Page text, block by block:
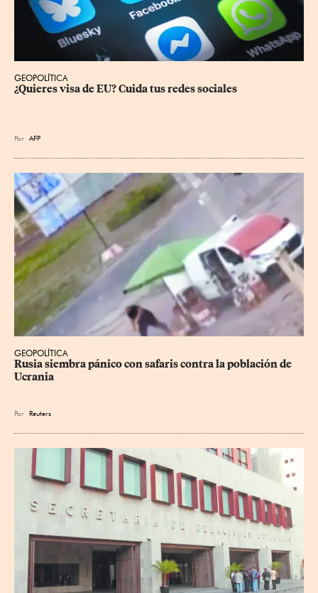
GEOPOLÍTICA
¿Quieres visa de EU? Cuida tus redes sociales
Por AFP
GEOPOLÍTICA
Rusia siembra pánico con safaris contra la población de
Ucrania
Por Reuters